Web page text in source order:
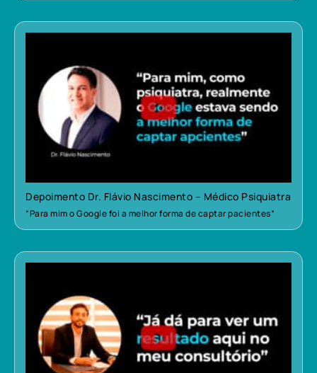
Depoimento Dr. Flávio Nascimento – Médico Psiquiatra
“Para mim o Google foi a melhor forma de captar pacientes”